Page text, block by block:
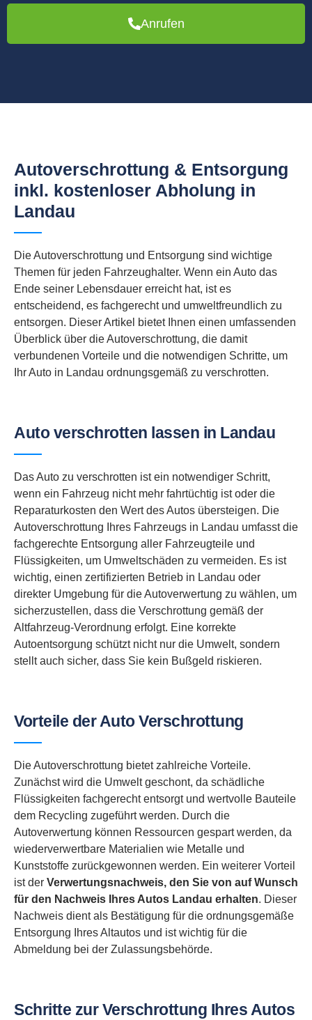
Anrufen
Autoverschrottung & Entsorgung
inkl. kostenloser Abholung in
Landau
Die Autoverschrottung und Entsorgung sind wichtige
Themen für jeden Fahrzeughalter. Wenn ein Auto das
Ende seiner Lebensdauer erreicht hat, ist es
entscheidend, es fachgerecht und umweltfreundlich zu
entsorgen. Dieser Artikel bietet Ihnen einen umfassenden
Überblick über die Autoverschrottung, die damit
verbundenen Vorteile und die notwendigen Schritte, um
Ihr Auto in Landau ordnungsgemäß zu verschrotten.
Auto verschrotten lassen in Landau
Das Auto zu verschrotten ist ein notwendiger Schritt,
wenn ein Fahrzeug nicht mehr fahrtüchtig ist oder die
Reparaturkosten den Wert des Autos übersteigen. Die
Autoverschrottung Ihres Fahrzeugs in Landau umfasst die
fachgerechte Entsorgung aller Fahrzeugteile und
Flüssigkeiten, um Umweltschäden zu vermeiden. Es ist
wichtig, einen zertifizierten Betrieb in Landau oder
direkter Umgebung für die Autoverwertung zu wählen, um
sicherzustellen, dass die Verschrottung gemäß der
Altfahrzeug-Verordnung erfolgt. Eine korrekte
Autoentsorgung schützt nicht nur die Umwelt, sondern
stellt auch sicher, dass Sie kein Bußgeld riskieren.
Vorteile der Auto Verschrottung
Die Autoverschrottung bietet zahlreiche Vorteile.
Zunächst wird die Umwelt geschont, da schädliche
Flüssigkeiten fachgerecht entsorgt und wertvolle Bauteile
dem Recycling zugeführt werden. Durch die
Autoverwertung können Ressourcen gespart werden, da
wiederverwertbare Materialien wie Metalle und
Kunststoffe zurückgewonnen werden. Ein weiterer Vorteil
ist der Verwertungsnachweis, den Sie von auf Wunsch
für den Nachweis Ihres Autos Landau erhalten. Dieser
Nachweis dient als Bestätigung für die ordnungsgemäße
Entsorgung Ihres Altautos und ist wichtig für die
Abmeldung bei der Zulassungsbehörde.
Schritte zur Verschrottung Ihres Autos